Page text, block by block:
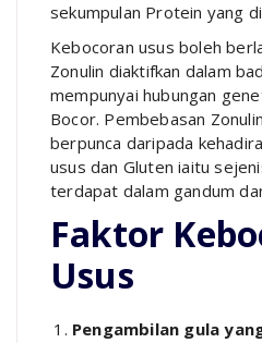
sekumpulan Protein yang
Kebocoran usus boleh
Zonulin diaktifkan dalam
mempunyai hubungan
Bocor. Pembebasan
berpunca daripada
usus dan Gluten iaitu
terdapat dalam gandum
Faktor
Usus
Pengambilan gula